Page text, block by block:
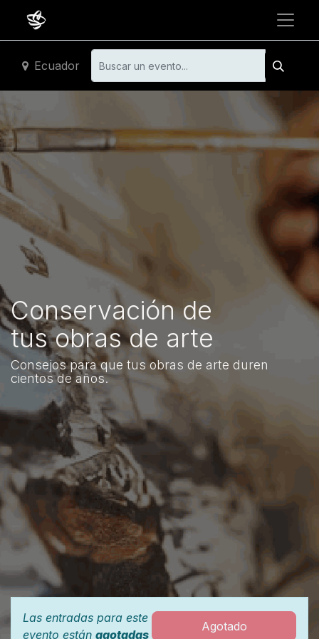
Ecuador
Conservación de
tus obras de arte
Consejos para que tus obras de arte duren
cientos de años.
Las entradas para este
evento están agotadas
Agotado